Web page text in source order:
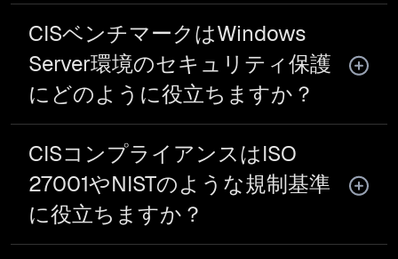
CISベンチマークはWindows
Server環境のセキュリティ保護
にどのように役立ちますか？
CISコンプライアンスはISO
27001やNISTのような規制基準
に役立ちますか？